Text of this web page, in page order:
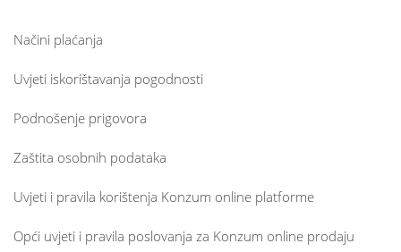
Načini plaćanja
Uvjeti iskorištavanja pogodnosti
Podnošenje prigovora
Zaštita osobnih podataka
Uvjeti i pravila korištenja Konzum online platforme
Opći uvjeti i pravila poslovanja za Konzum online prodaju